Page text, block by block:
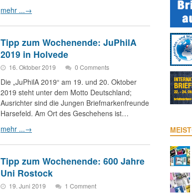
mehr ...→
Tipp zum Wochenende: JuPhilA
2019 in Holvede
16. Oktober 2019 0 Comments
Die „JuPhilA 2019“ am 19. und 20. Oktober
2019 steht unter dem Motto Deutschland;
Ausrichter sind die Jungen Briefmarkenfreunde
Harsefeld. Am Ort des Geschehens ist…
mehr ...→
Tipp zum Wochenende: 600 Jahre
Uni Rostock
19. Juni 2019 1 Comment